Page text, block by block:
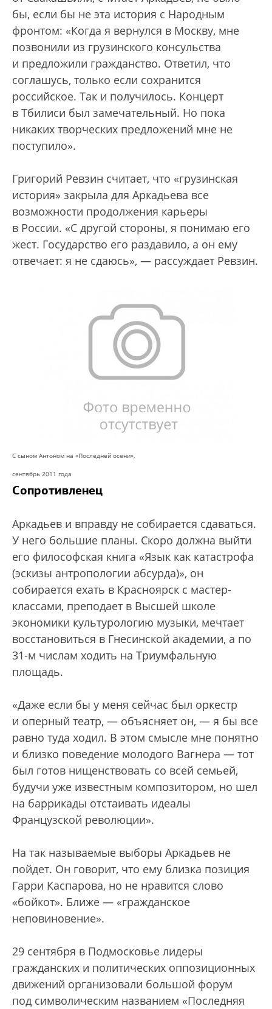
бы, если бы не эта история с Народным
фронтом: «Когда я вернулся в Москву, мне
позвонили из грузинского консульства
и предложили гражданство. Ответил, что
соглашусь, только если сохранится
российское. Так и получилось. Концерт
в Тбилиси был замечательный. Но пока
никаких творческих предложений мне не
поступило».
Григорий Ревзин считает, что «грузинская
история» закрыла для Аркадьева все
возможности продолжения карьеры
в России. «С другой стороны, я понимаю его
жест. Государство его раздавило, а он ему
отвечает: я не сдаюсь», — рассуждает Ревзин.
С сыном Антоном на «Последней осени»,
сентябрь 2011 года
Сопротивленец
Аркадьев и вправду не собирается сдаваться.
У него большие планы. Скоро должна выйти
его философская книга «Язык как катастрофа
(эскизы антропологии абсурда)», он
собирается ехать в Красноярск с мастер-
классами, преподает в Высшей школе
экономики культурологию музыки, мечтает
восстановиться в Гнесинской академии, а по
31-м числам ходить на Триумфальную
площадь.
«Даже если бы у меня сейчас был оркестр
и оперный театр, — объясняет он, — я бы все
равно туда ходил. В этом смысле мне понятно
и близко поведение молодого Вагнера — тот
был готов нищенствовать со всей семьей,
будучи уже известным композитором, но шел
на баррикады отстаивать идеалы
Французской революции».
На так называемые выборы Аркадьев не
пойдет. Он говорит, что ему близка позиция
Гарри Каспарова, но не нравится слово
«бойкот». Ближе — «гражданское
неповиновение».
29 сентября в Подмосковье лидеры
гражданских и политических оппозиционных
движений организовали большой форум
под символическим названием «Последняя